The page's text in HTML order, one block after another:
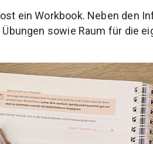
ein Workbook. Neben den
sowie Raum für die